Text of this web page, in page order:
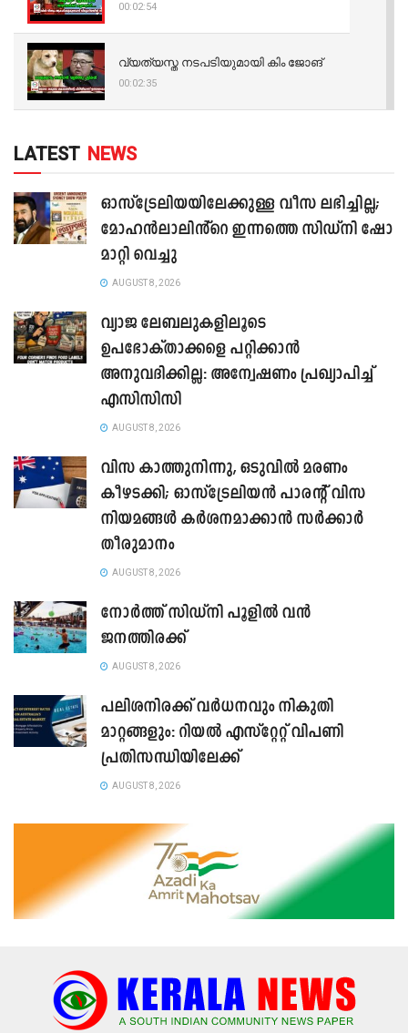
00:02:54
വ്യത്യസ്ത നടപടിയുമായി കിം ജോങ്
00:02:35
LATEST NEWS
ഓസ്‌ട്രേലിയയിലേക്കുള്ള വീസ ലഭിച്ചില്ല;
മോഹൻലാലിൻ്റെ ഇന്നത്തെ സിഡ്നി ഷോ
മാറ്റി വെച്ചു
AUGUST 8, 2026
വ്യാജ ലേബലുകളിലൂടെ
ഉപഭോക്താക്കളെ പറ്റിക്കാൻ
അനുവദിക്കില്ല: അന്വേഷണം പ്രഖ്യാപിച്ച്
എസിസിസി
AUGUST 8, 2026
വിസ കാത്തുനിന്നു, ഒടുവിൽ മരണം
കീഴടക്കി; ഓസ്‌ട്രേലിയൻ പാരന്റ് വിസ
നിയമങ്ങൾ കർശനമാക്കാൻ സർക്കാർ
തീരുമാനം
AUGUST 8, 2026
നോർത്ത് സിഡ്നി പൂളിൽ വൻ
ജനത്തിരക്ക്
AUGUST 8, 2026
പലിശനിരക്ക് വർധനവും നികുതി
മാറ്റങ്ങളും: റിയൽ എസ്റ്റേറ്റ് വിപണി
പ്രതിസന്ധിയിലേക്ക്
AUGUST 8, 2026